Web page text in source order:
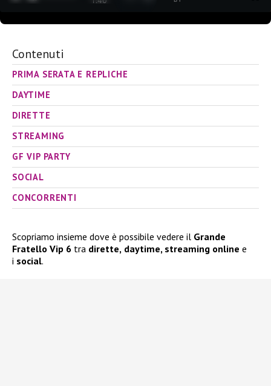
Contenuti
PRIMA SERATA E REPLICHE
DAYTIME
DIRETTE
STREAMING
GF VIP PARTY
SOCIAL
CONCORRENTI
Scopriamo insieme dove è possibile vedere il Grande
Fratello Vip 6 tra dirette, daytime, streaming online e
i social.